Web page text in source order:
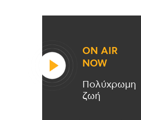
ON AIR
NOW
Πολύχρωμη
ζωή